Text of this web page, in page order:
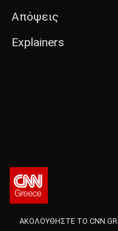
Απόψεις
Explainers
ΑΚΟΛΟΥΘΗΣΤΕ ΤΟ CNN.GR